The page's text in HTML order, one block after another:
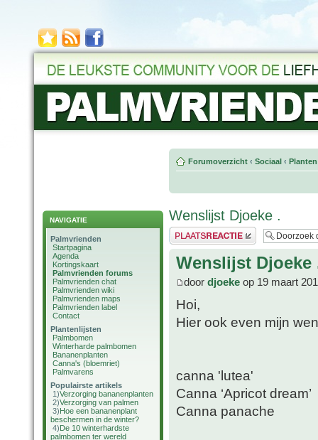
NAVIGATIE
Palmvrienden
Startpagina
Agenda
Kortingskaart
Palmvrienden forums
Palmvrienden chat
Palmvrienden wiki
Palmvrienden maps
Palmvrienden label
Contact
Plantenlijsten
Palmbomen
Winterharde palmbomen
Bananenplanten
Canna's (bloemriet)
Palmvarens
Populairste artikels
1)Verzorging bananenplanten
2)Verzorging van palmen
3)Hoe een bananenplant
beschermen in de winter?
4)De 10 winterhardste
palmbomen ter wereld
Forumoverzicht ‹ Sociaal ‹
Wenslijst Djoeke .
Plaats een reactie
Wenslijst Djoeke
door djoeke op 19 maart
Hoi,
Hier ook even mijn
canna 'lutea'
Canna ‘Apricot dream’
Canna panache